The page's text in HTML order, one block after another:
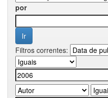
por
Filtros correntes: